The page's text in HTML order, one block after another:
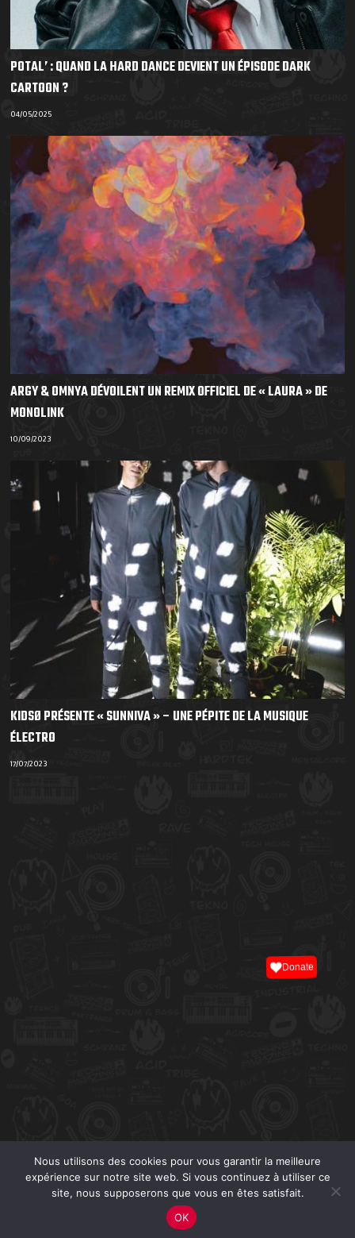
POTAL’ : QUAND LA HARD DANCE DEVIENT UN ÉPISODE DARK
CARTOON ?
04/05/2025
ARGY & OMNYA DÉVOILENT UN REMIX OFFICIEL DE « LAURA » DE
MONOLINK
10/09/2023
KIDSØ PRÉSENTE « SUNNIVA » – UNE PÉPITE DE LA MUSIQUE
ÉLECTRO
17/07/2023
Nous utilisons des cookies pour vous garantir la meilleure
expérience sur notre site web. Si vous continuez à utiliser ce
site, nous supposerons que vous en êtes satisfait.
OK
Donate